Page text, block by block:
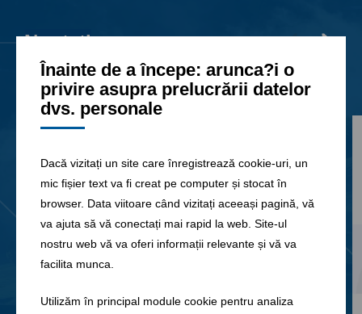
Înainte de a începe: arunca?i o
privire asupra prelucrării datelor
dvs. personale
Dacă vizitați un site care înregistrează cookie-uri, un
mic fișier text va fi creat pe computer și stocat în
browser. Data viitoare când vizitați aceeași pagină, vă
va ajuta să vă conectați mai rapid la web. Site-ul
nostru web vă va oferi informații relevante și vă va
facilita munca.
Utilizăm în principal module cookie pentru analiza
Noutati